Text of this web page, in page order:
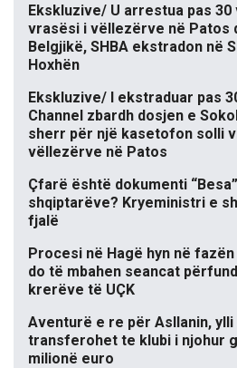
Ekskluzive/ U arrestua pas
vrasësi i vëllezërve në Patos
Belgjikë, SHBA ekstradon në
Hoxhën
Ekskluzive/ I ekstraduar pas
Channel zbardh dosjen e
sherr për një kasetofon solli
vëllezërve në Patos
Çfarë është dokumenti
shqiptarëve? Kryeministri e
fjalë
Procesi në Hagë hyn në
do të mbahen seancat
krerëve të UÇK
Aventurë e re për Asllanin, ylli
transferohet te klubi i njohur
milionë euro